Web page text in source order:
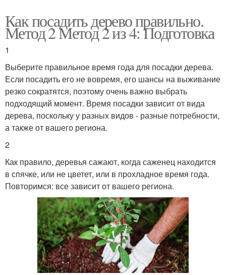
Как посадить дерево правильно.
Метод 2 Метод 2 из 4: Подготовка
1
Выберите правильное время года для посадки дерева.
Если посадить его не вовремя, его шансы на выживание
резко сократятся, поэтому очень важно выбрать
подходящий момент. Время посадки зависит от вида
дерева, поскольку у разных видов - разные потребности,
а также от вашего региона.
2
Как правило, деревья сажают, когда саженец находится
в спячке, или не цветет, или в прохладное время года.
Повторимся: все зависит от вашего региона.